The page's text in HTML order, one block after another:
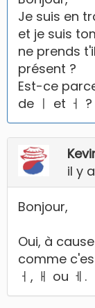
Je suis en
et je suis
ne prends
présent ?
Est-ce
de ㅣ et ㅓ
il y
Bonjour,
Oui, à
comme
ㅓ, ㅐ ou ㅔ.